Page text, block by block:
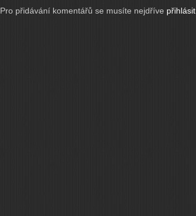
Pro přidávání komentářů se musíte nejdříve přihlásit